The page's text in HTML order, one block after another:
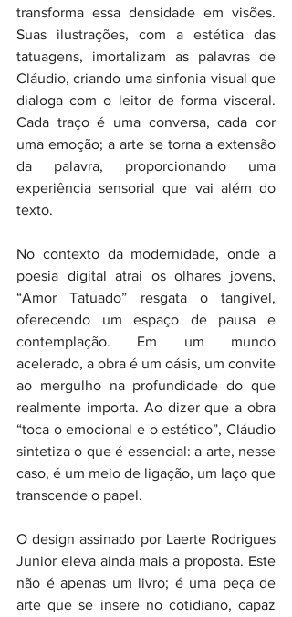
transforma essa densidade em visões.
Suas ilustrações, com a estética das
tatuagens, imortalizam as palavras de
Cláudio, criando uma sinfonia visual que
dialoga com o leitor de forma visceral.
Cada traço é uma conversa, cada cor
uma emoção; a arte se torna a extensão
da palavra, proporcionando uma
experiência sensorial que vai além do
texto.
No contexto da modernidade, onde a
poesia digital atrai os olhares jovens,
“Amor Tatuado” resgata o tangível,
oferecendo um espaço de pausa e
contemplação. Em um mundo
acelerado, a obra é um oásis, um convite
ao mergulho na profundidade do que
realmente importa. Ao dizer que a obra
“toca o emocional e o estético”, Cláudio
sintetiza o que é essencial: a arte, nesse
caso, é um meio de ligação, um laço que
transcende o papel.
O design assinado por Laerte Rodrigues
Junior eleva ainda mais a proposta. Este
não é apenas um livro; é uma peça de
arte que se insere no cotidiano, capaz